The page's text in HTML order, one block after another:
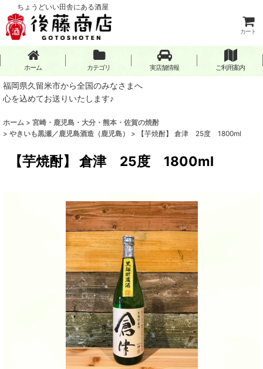
ちょうどいい田舎にある酒屋
カート
ホーム カテゴリ 実店舗情報 ご利用案内
福岡県久留米市から全国のみなさまへ
心を込めてお送りいたします♪
ホーム > 宮崎・鹿児島・大分・熊本・佐賀の焼酎
> やきいも黒瀬／鹿児島酒造（鹿児島） > 【芋焼酎】 倉津 25度 1800ml
【芋焼酎】 倉津 25度 1800ml